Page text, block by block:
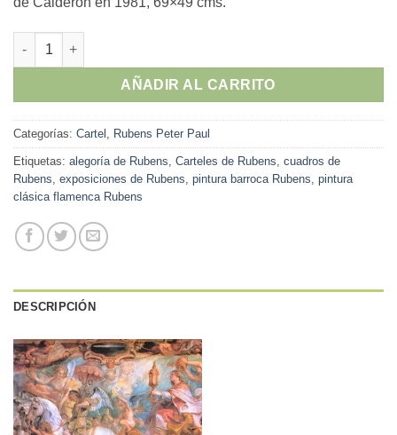
Peter Paul Rubens - "El triunfo de la Iglesia" cartel original
AÑADIR AL CARRITO
Categorías: Cartel , Rubens Peter Paul
Etiquetas: alegoría de Rubens, Carteles de Rubens, cuadros de
Rubens, exposiciones de Rubens, pintura barroca Rubens, pintura
clásica flamenca Rubens
DESCRIPCIÓN